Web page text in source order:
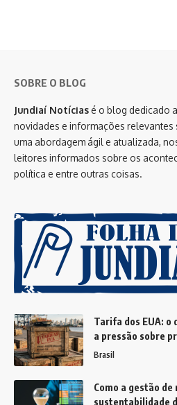
SOBRE O BLOG
Jundiaí Notícias é o blog dedicado
novidades e informações relevantes
uma abordagem ágil e atualizada,
leitores informados sobre os
política e entre outras coisas.
Tarifa dos EUA: o
a pressão sobre
Brasil
Como a gestão
sustentabilidade